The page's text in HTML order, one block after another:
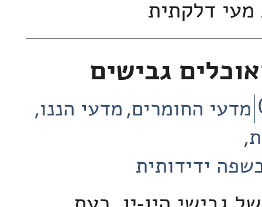
דלקתית
גבישים
מדעי החומרים מדעי הננו
ידידותית